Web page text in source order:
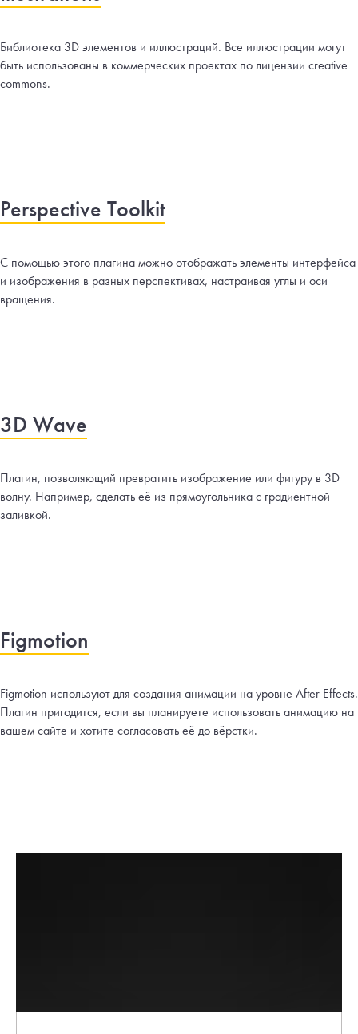
Библиотека 3D элементов и иллюстраций. Все иллюстрации могут
быть использованы в коммерческих проектах по лицензии creative
commons.
Perspective Toolkit
С помощью этого плагина можно отображать элементы интерфейса
и изображения в разных перспективах, настраивая углы и оси
вращения.
3D Wave
Плагин, позволяющий превратить изображение или фигуру в 3D
волну. Например, сделать её из прямоугольника с градиентной
заливкой.
Figmotion
Figmotion используют для создания анимации на уровне After Effects.
Плагин пригодится, если вы планируете использовать анимацию на
вашем сайте и хотите согласовать её до вёрстки.